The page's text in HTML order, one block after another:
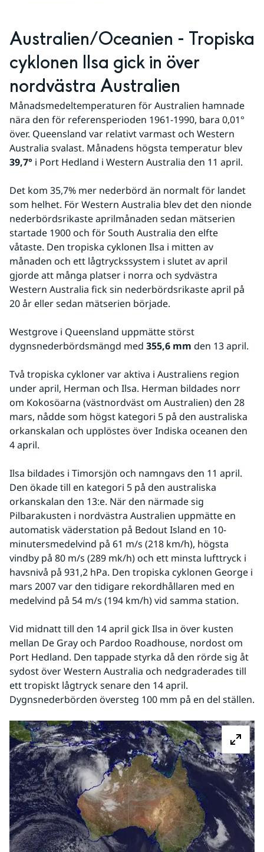
Australien/Oceanien - Tropiska
cyklonen Ilsa gick in över
nordvästra Australien
Månadsmedeltemperaturen för Australien hamnade
nära den för referensperioden 1961-1990, bara 0,01°
över. Queensland var relativt varmast och Western
39,7° i Port Hedland i Western Australia den 11 april.
Det kom 35,7% mer nederbörd än normalt för landet
som helhet. För Western Australia blev det den nionde
nederbördsrikaste aprilmånaden sedan mätserien
startade 1900 och för South Australia den elfte
våtaste. Den tropiska cyklonen Ilsa i mitten av
månaden och ett lågtryckssystem i slutet av april
gjorde att många platser i norra och sydvästra
Western Australia fick sin nederbördsrikaste april på
20 år eller sedan mätserien började.
Westgrove i Queensland uppmätte störst
dygnsnederbördsmängd med 355,6 mm den 13 april.
Två tropiska cykloner var aktiva i Australiens region
under april, Herman och Ilsa. Herman bildades norr
om Kokosöarna (västnordväst om Australien) den 28
mars, nådde som högst kategori 5 på den australiska
orkanskalan och upplöstes över Indiska oceanen den
4 april.
Ilsa bildades i Timorsjön och namngavs den 11 april.
Den ökade till en kategori 5 på den australiska
orkanskalan den 13:e. När den närmade sig
Pilbarakusten i nordvästra Australien uppmätte en
automatisk väderstation på Bedout Island en 10-
minutersmedelvind på 61 m/s (218 km/h), högsta
vindby på 80 m/s (289 mk/h) och ett minsta lufttryck i
havsnivå på 931,2 hPa. Den tropiska cyklonen George i
mars 2007 var den tidigare rekordhållaren med en
medelvind på 54 m/s (194 km/h) vid samma station.
Vid midnatt till den 14 april gick Ilsa in över kusten
mellan De Gray och Pardoo Roadhouse, nordost om
Port Hedland. Den tappade styrka då den rörde sig åt
sydost över Western Australia och nedgraderades till
ett tropiskt lågtryck senare den 14 april.
Dygnsnederbörden översteg 100 mm på en del ställen.